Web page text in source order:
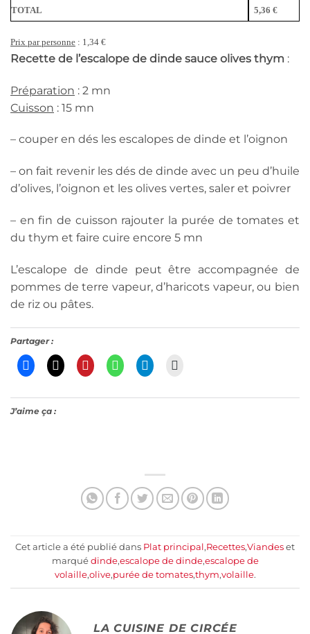
TOTAL 5,36 €
Prix par personne : 1,34 €
Recette de l’escalope de dinde sauce olives thym :
Préparation : 2 mn
Cuisson : 15 mn
– couper en dés les escalopes de dinde et l’oignon
– on fait revenir les dés de dinde avec un peu d’huile
d’olives, l’oignon et les olives vertes, saler et poivrer
– en fin de cuisson rajouter la purée de tomates et
du thym et faire cuire encore 5 mn
L’escalope de dinde peut être accompagnée de
pommes de terre vapeur, d’haricots vapeur, ou bien
de riz ou pâtes.
Partager :
J’aime ça :
Cet article a été publié dans Plat principal,Recettes,Viandes et
marqué dinde,escalope de dinde,escalope de
volaille,olive,purée de tomates,thym,volaille.
LA CUISINE DE CIRCÉE